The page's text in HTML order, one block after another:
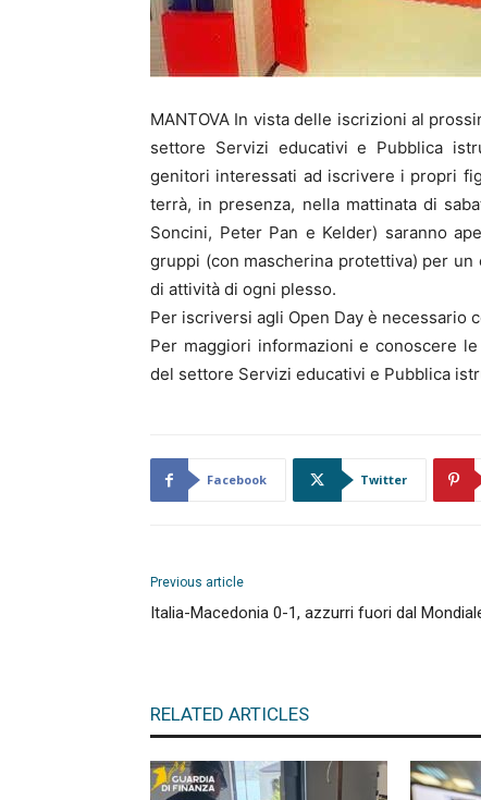
MANTOVA In vista delle iscrizioni al
settore Servizi educativi e Pubblica
genitori interessati ad iscrivere i propri
terrà, in presenza, nella mattinata di
Soncini, Peter Pan e Kelder) saranno
gruppi (con mascherina protettiva) per
di attività di ogni plesso.
Per iscriversi agli Open Day è necessario
Per maggiori informazioni e conoscere
del settore Servizi educativi e Pubblica
Facebook Twitter
Previous article
Italia-Macedonia 0-1, azzurri fuori dal
RELATED ARTICLES